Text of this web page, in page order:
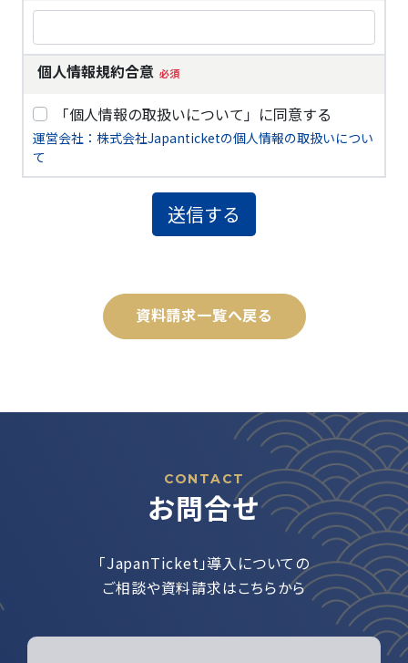
資料請求一覧へ戻る
CONTACT
お問合せ
「JapanTicket」導入についての
ご相談や資料請求はこちらから